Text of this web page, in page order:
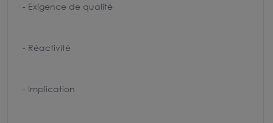
- Exigence de qualité
- Réactivité
- Implication